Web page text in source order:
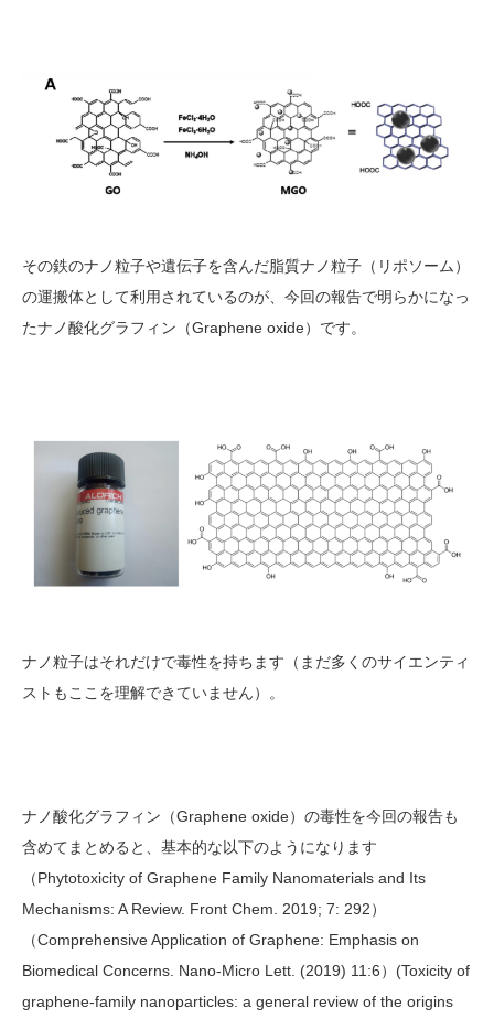
その鉄のナノ粒子や遺伝子を含んだ脂質ナノ粒子（リポソーム）
の運搬体として利用されているのが、今回の報告で明らかになっ
たナノ酸化グラフィン（Graphene oxide）です。
ナノ粒子はそれだけで毒性を持ちます（まだ多くのサイエンティ
ストもここを理解できていません）。
ナノ酸化グラフィン（Graphene oxide）の毒性を今回の報告も
含めてまとめると、基本的な以下のようになります
（Phytotoxicity of Graphene Family Nanomaterials and Its
Mechanisms: A Review. Front Chem. 2019; 7: 292）
（Comprehensive Application of Graphene: Emphasis on
Biomedical Concerns. Nano-Micro Lett. (2019) 11:6）(Toxicity of
graphene-family nanoparticles: a general review of the origins